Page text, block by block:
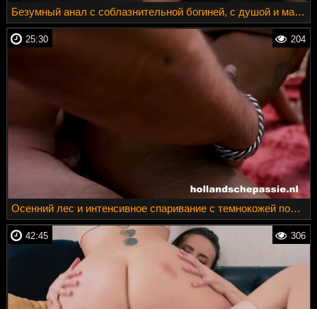
Безумный анал с соблазнительной богиней, с душой и матерными вибрациями
204
25:30
Осенний лес и интенсивное спаривание с темнокожей подружкой
306
42:45